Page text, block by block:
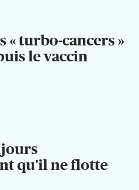
« turbo-cancers »
le vaccin
qu'il ne flotte